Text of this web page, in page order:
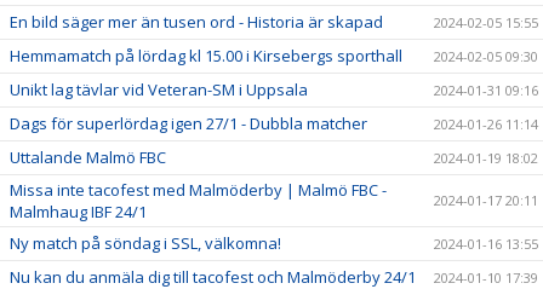
En bild säger mer än tusen ord - Historia är skapad 2024-02-05 15:55
Hemmamatch på lördag kl 15.00 i Kirsebergs sporthall 2024-02-05 09:30
Unikt lag tävlar vid Veteran-SM i Uppsala 2024-01-31 09:16
Dags för superlördag igen 27/1 - Dubbla matcher 2024-01-26 11:14
Uttalande Malmö FBC 2024-01-19 18:02
Missa inte tacofest med Malmöderby | Malmö FBC -
Malmhaug IBF 24/1
2024-01-17 20:11
Ny match på söndag i SSL, välkomna! 2024-01-16 13:55
Nu kan du anmäla dig till tacofest och Malmöderby 24/1 2024-01-10 17:39